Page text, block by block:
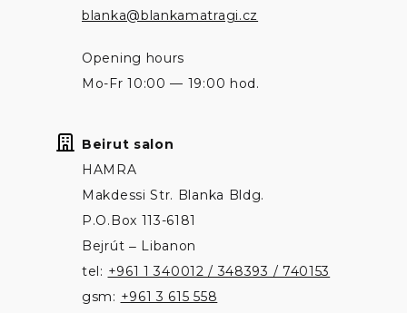
blanka@blankamatragi.cz
Opening hours
Mo-Fr 10:00 — 19:00 hod.
Beirut salon
HAMRA
Makdessi Str. Blanka Bldg.
P.O.Box 113-6181
Bejrút ‒ Libanon
tel: +961 1 340012 / 348393 / 740153
gsm: +961 3 615 558